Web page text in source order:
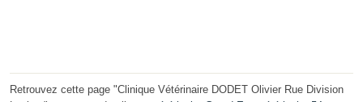
Retrouvez cette page "Clinique Vétérinaire DODET Olivier Rue Division